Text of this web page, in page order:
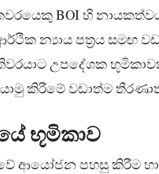
BOI හි
න්‍යාය පත්‍රය සමඟ
උපදේශක
කිරීමේ වඩාත්ම
භූමිකාව
ආයෝජන පහසු කිරීම